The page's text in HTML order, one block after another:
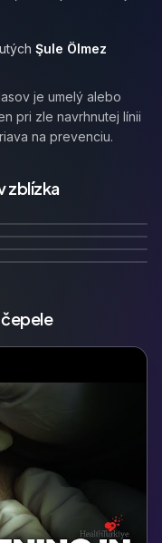
Şule Ölmez
je umelý alebo
pri zle navrhnutej línii
na prevenciu.
zblízka
jemnými prirodzenými
nepravidelnosťami
Veku primeraná
12 Mesiacov neskôr
línia vlasov
12 Mesiacov neskôr
Widow's Peak
10 Mesiacov neskôr